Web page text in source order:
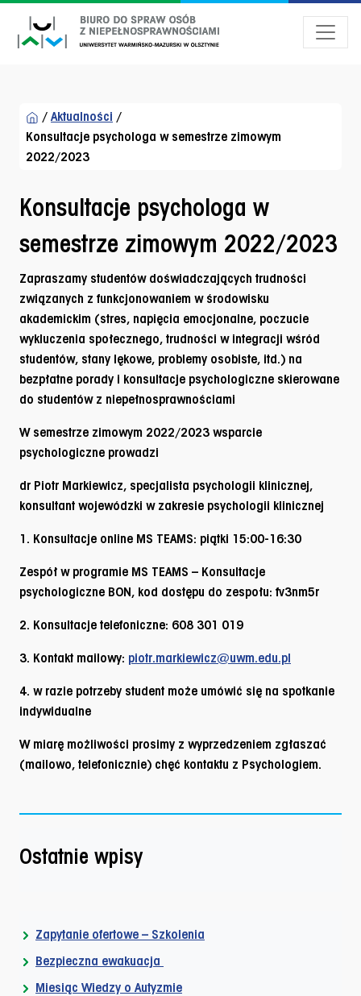
/ Aktualności /
Konsultacje psychologa w semestrze zimowym
2022/2023
Konsultacje psychologa w
semestrze zimowym 2022/2023
Zapraszamy studentów doświadczających trudności
związanych z funkcjonowaniem w środowisku
akademickim (stres, napięcia emocjonalne, poczucie
wykluczenia społecznego, trudności w integracji wśród
studentów, stany lękowe, problemy osobiste, itd.) na
bezpłatne porady i konsultacje psychologiczne skierowane
do studentów z niepełnosprawnościami
W semestrze zimowym 2022/2023 wsparcie
psychologiczne prowadzi
dr Piotr Markiewicz, specjalista psychologii klinicznej,
konsultant wojewódzki w zakresie psychologii klinicznej
1. Konsultacje online MS TEAMS: piątki 15:00-16:30
Zespół w programie MS TEAMS – Konsultacje
psychologiczne BON, kod dostępu do zespołu: fv3nm5r
2. Konsultacje telefoniczne: 608 301 019
3. Kontakt mailowy: piotr.markiewicz@uwm.edu.pl
4. w razie potrzeby student może umówić się na spotkanie
indywidualne
W miarę możliwości prosimy z wyprzedzeniem zgłaszać
(mailowo, telefonicznie) chęć kontaktu z Psychologiem.
Ostatnie wpisy
Zapytanie ofertowe – Szkolenia
Bezpieczna ewakuacja
Miesiąc Wiedzy o Autyzmie